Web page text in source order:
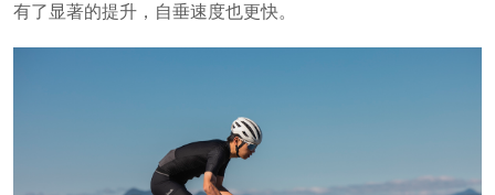
有了显著的提升，自垂速度也更快。